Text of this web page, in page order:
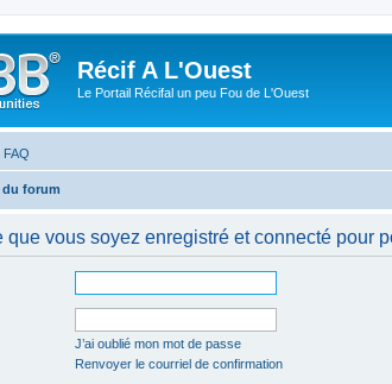
Récif A L'Ouest
Le Portail Récifal un peu Fou de L'Ouest
FAQ
du forum
que vous soyez enregistré et connecté pour
J’ai oublié mon mot de passe
Renvoyer le courriel de confirmation